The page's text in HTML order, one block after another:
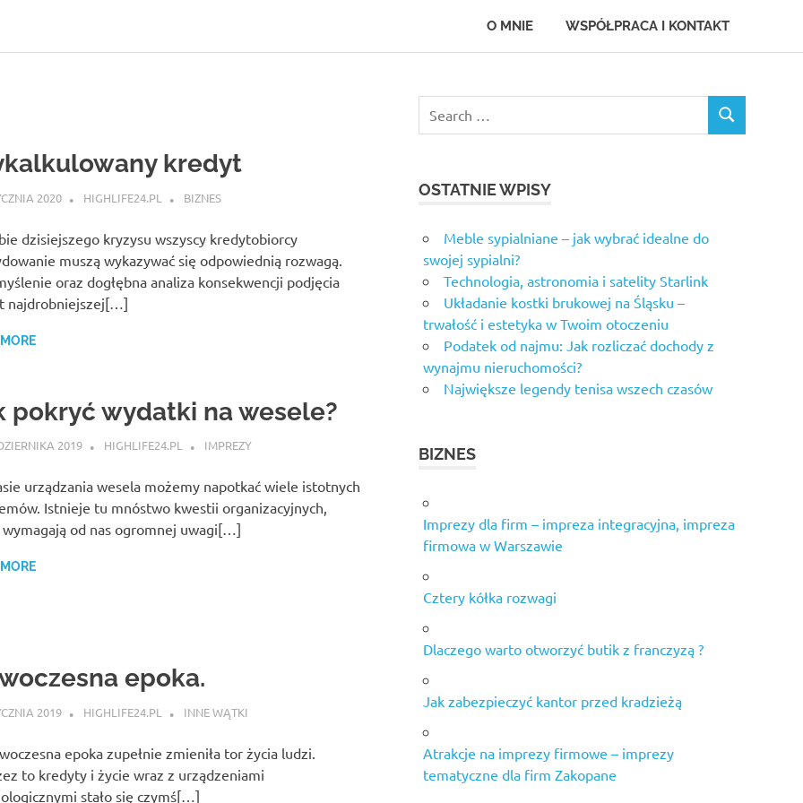
O MNIE WSPÓŁPRACA I KONTAKT
kredyt
2020 HIGHLIFE24.PL BIZNES
dzisiejszego kryzysu wszyscy kredytobiorcy
muszą wykazywać się odpowiednią rozwagą.
oraz dogłębna analiza konsekwencji podjęcia
najdrobniejszej[…]
pokryć wydatki na wesele?
2019 HIGHLIFE24.PL IMPREZY
urządzania wesela możemy napotkać wiele istotnych
Istnieje tu mnóstwo kwestii organizacyjnych,
od nas ogromnej uwagi[…]
epoka.
2019 HIGHLIFE24.PL INNE WĄTKI
epoka zupełnie zmieniła tor życia ludzi.
to kredyty i życie wraz z urządzeniami
stało się czymś[…]
SEARCH
OSTATNIE WPISY
Meble sypialniane – jak wybrać idealne do
swojej sypialni?
Technologia, astronomia i satelity Starlink
Układanie kostki brukowej na Śląsku –
trwałość i estetyka w Twoim otoczeniu
Podatek od najmu: Jak rozliczać dochody z
wynajmu nieruchomości?
Największe legendy tenisa wszech czasów
BIZNES
Imprezy dla firm – impreza integracyjna, impreza
firmowa w Warszawie
Cztery kółka rozwagi
Dlaczego warto otworzyć butik z franczyzą ?
Jak zabezpieczyć kantor przed kradzieżą
Atrakcje na imprezy firmowe – imprezy
tematyczne dla firm Zakopane